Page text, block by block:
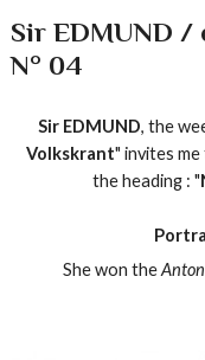
Sir EDMUND /
N° 04
Sir EDMUND, the
Volkskrant" invites me
the heading : "
She won the